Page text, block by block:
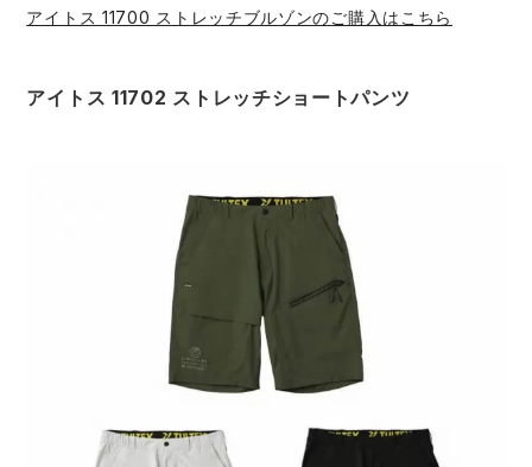
アイトス 11700 ストレッチブルゾンのご購入はこちら
アイトス 11702 ストレッチショートパンツ